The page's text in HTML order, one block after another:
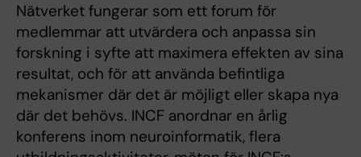
Nätverket fungerar som ett forum för
medlemmar att utvärdera och anpassa sin
forskning i syfte att maximera effekten av sina
resultat, och för att använda befintliga
mekanismer där det är möjligt eller skapa nya
där det behövs. INCF anordnar en årlig
konferens inom neuroinformatik, flera